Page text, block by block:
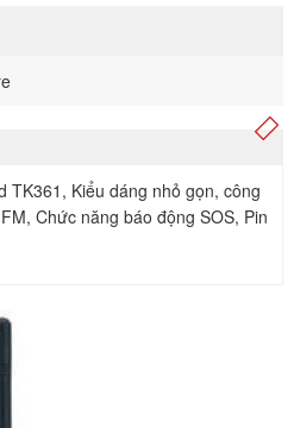
TK361, Kiểu dáng nhỏ gọn, công
Chức năng báo động SOS, Pin